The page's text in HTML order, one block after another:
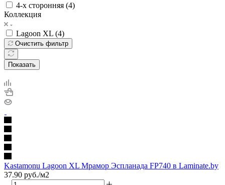
4-х сторонняя (4)
Коллекция
Lagoon XL (4)
Очистить фильтр
Показать
Kastamonu Lagoon XL Мрамор Эспланада FP740 в Laminate.by
37.90 руб./м2